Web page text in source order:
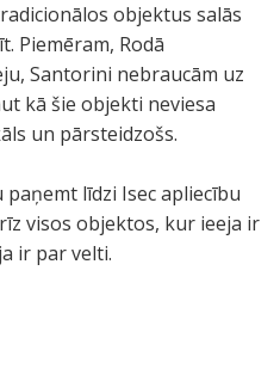
objektus salās
Piemēram, Rodā
Santorini nebraucām uz
kā šie objekti neviesa
un pārsteidzošs.
līdzi Isec apliecību
visos objektos, kur ieeja ir
ir par velti.